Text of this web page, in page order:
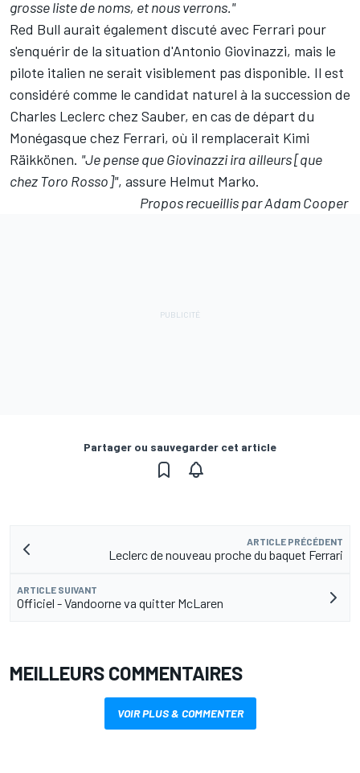
grosse liste de noms, et nous verrons."
Red Bull aurait également discuté avec Ferrari pour
s'enquérir de la situation d'Antonio Giovinazzi, mais le
pilote italien ne serait visiblement pas disponible. Il est
considéré comme le candidat naturel à la succession de
Charles Leclerc chez Sauber, en cas de départ du
Monégasque chez Ferrari, où il remplacerait Kimi
Räikkönen. "Je pense que Giovinazzi ira ailleurs [que
chez Toro Rosso]", assure Helmut Marko.
Propos recueillis par Adam Cooper
Partager ou sauvegarder cet article
ARTICLE PRÉCÉDENT
Leclerc de nouveau proche du baquet Ferrari
ARTICLE SUIVANT
Officiel - Vandoorne va quitter McLaren
MEILLEURS COMMENTAIRES
VOIR PLUS & COMMENTER